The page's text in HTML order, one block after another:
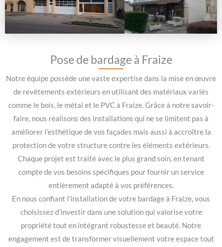
Pose de bardage à Fraize
Notre équipe possède une vaste expertise dans la mise en œuvre
de revêtements extérieurs en utilisant des matériaux variés
comme le bois, le métal et le PVC à Fraize. Grâce à notre savoir-
faire, nous réalisons des installations qui ne se limitent pas à
améliorer l’esthétique de vos façades mais aussi à accroître la
protection de votre structure contre les éléments extérieurs.
Chaque projet est traité avec le plus grand soin, en tenant
compte de vos besoins spécifiques pour fournir un service
entièrement adapté à vos préférences.
En nous confiant l’installation de votre bardage à Fraize, vous
choisissez d’investir dans une solution qui valorise votre
propriété tout en intégrant robustesse et beauté. Notre
engagement est de transformer visuellement votre espace tout